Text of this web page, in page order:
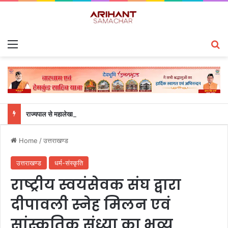
राज्यपाल से महालेखाकार, लेखापरीक्षा उत्तराखंड संजीव कुमार ने की शिष्टाचार भेंट
Home /उत्तराखण्ड
उत्तराखण्ड धर्म-संस्कृति
राष्ट्रीय स्वयंसेवक संघ द्वारा
दीपावली स्नेह मिलन एवं